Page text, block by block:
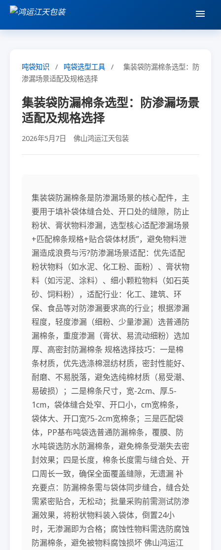
吨袋知识 / 吨袋选型工具 /
集装袋防漏棉条选型：防
渗漏场景适配及规格选择
集装袋防漏棉条选型：防渗漏场景
适配及规格选择
2026年5月7日 佛山鸿运江天包装
集装袋防漏棉条是防渗漏场景的核心配件，主
要用于填补袋体缝合处、开口处的缝隙，防止
粉状、膏状物料渗漏，选型核心适配渗漏场景
+匹配棉条规格+贴合袋体材质”，避免物料泄
漏造成浪费与污?防渗漏场景适配：优先适配
粉状物料（如水泥、化工粉、面粉）、膏状物
料（如污泥、涂料）、细小颗粒物料（如石英
砂、饲料粉），适配行业：化工、建筑、环
保、食品等对防渗漏要求高的行业；根据渗漏
程度，轻度渗漏（细粉、少量渗漏）选普通防
漏棉条，重度渗漏（膏状、易流动细粉）选加
厚、高密封防漏棉条 规格选择技巧：一是棉
条材质，优先选涤棉混纺材质，密封性能好、
耐磨、不易脱落，避免选纯棉材质（易受潮、
易破损）；二是棉条尺寸，宽-2cm、厚.5-
1cm，袋体缝合处窄、开口小，cm宽棉条，
袋体大、开口宽?5-2cm宽棉条；三是匹配袋
体，PP基布吨袋选普通防漏棉条，覆膜、防
水吨袋选防水防漏棉条，避免棉条受潮失去密
封效果；四是长度，棉条长度需与缝合处、开
口周长一致，确保全面覆盖缝隙，无遗漏 补
充要点：防漏棉条需与袋体同步缝合，缝合处
需紧密贴合，无松动；批量采购前需测试防渗
漏效果，将粉状物料装入袋体，倒置24小
时，无渗漏即为合格；腐蚀性物料需选防腐蚀
防漏棉条，避免被物料腐蚀损坏 佛山鸿运江